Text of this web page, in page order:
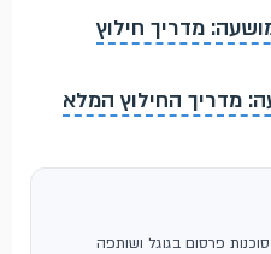
מדריך חילוץ
מדריך החילוץ המלא
פרסום בגוגל ושותפה